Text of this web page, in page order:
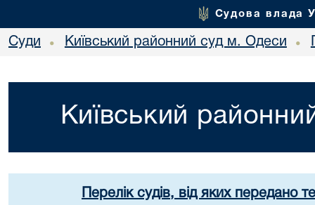
Судова влада
Суди • Київський районний суд м. Одеси •
Київський
Перелік судів, від яких передано